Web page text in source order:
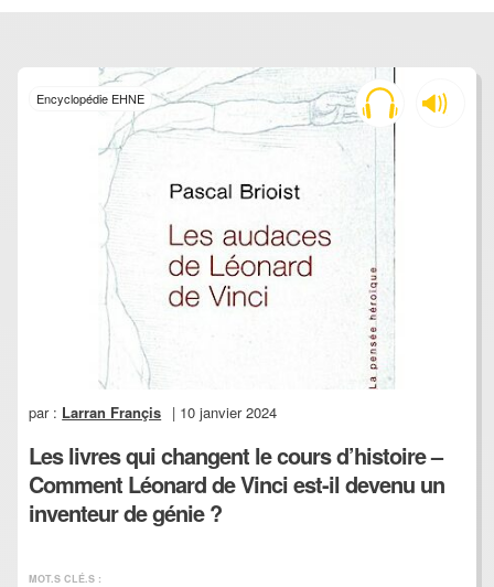
Encyclopédie EHNE
par : Larran Françis | 10 janvier 2024
Les livres qui changent le cours d’histoire –
Comment Léonard de Vinci est-il devenu un
inventeur de génie ?
MOT.S CLÉ.S :